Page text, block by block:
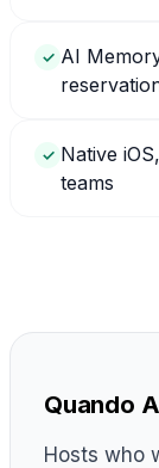
✓ AI
✓ Native
teams
Quando
Hosts who